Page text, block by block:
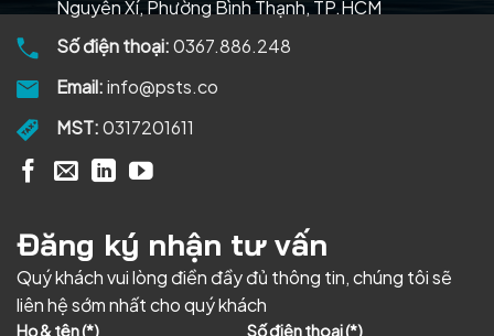
Nguyễn Xí, Phường Bình Thạnh, TP.HCM
Số điện thoại:0367.886.248
Email:info@psts.co
MST:0317201611
Đăng ký nhận tư vấn
Quý khách vui lòng điền đầy đủ thông tin, chúng tôi sẽ
liên hệ sớm nhất cho quý khách
Họ & tên (*) Số điện thoại (*)